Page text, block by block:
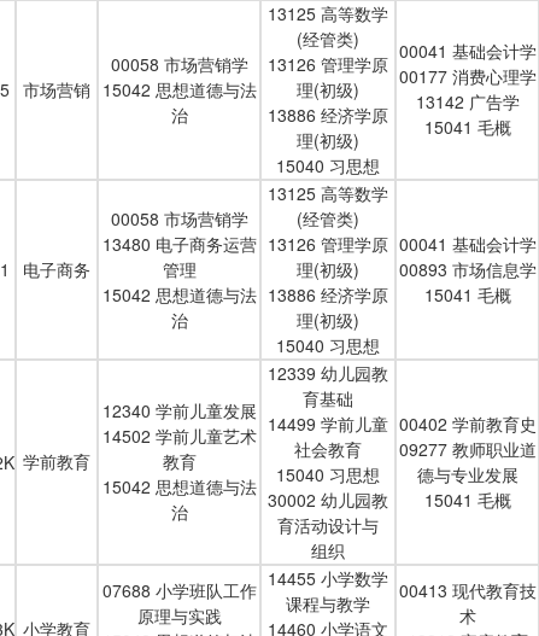
市场营销
00058 市场营销学
15042 思想道德与法
治
13125 高等数学
(经管类)
13126 管理学原
理(初级)
13886 经济学原
理(初级)
15040 习思想
00041 基础会计学
00177 消费心理学
13142 广告学
15041 毛概
电子商务
00058 市场营销学
13480 电子商务运营
管理
15042 思想道德与法
治
13125 高等数学
(经管类)
13126 管理学原
理(初级)
13886 经济学原
理(初级)
15040 习思想
00041 基础会计学
00893 市场信息学
15041 毛概
学前教育
12340 学前儿童发展
14502 学前儿童艺术
教育
15042 思想道德与法
治
12339 幼儿园教
育基础
14499 学前儿童
社会教育
15040 习思想
30002 幼儿园教
育活动设计与
组织
00402 学前教育史
09277 教师职业道
德与专业发展
15041 毛概
小学教育
07688 小学班队工作
原理与实践
14455 小学数学
课程与教学
14460 小学语文
00413 现代教育技
术